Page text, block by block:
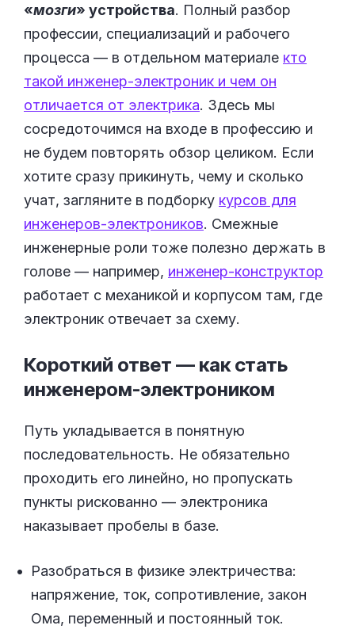
«мозги» устройства. Полный разбор
профессии, специализаций и рабочего
процесса — в отдельном материале кто
такой инженер-электроник и чем он
отличается от электрика. Здесь мы
сосредоточимся на входе в профессию и
не будем повторять обзор целиком. Если
хотите сразу прикинуть, чему и сколько
учат, загляните в подборку курсов для
инженеров-электроников. Смежные
инженерные роли тоже полезно держать в
голове — например, инженер-конструктор
работает с механикой и корпусом там, где
электроник отвечает за схему.
Короткий ответ — как стать
инженером-электроником
Путь укладывается в понятную
последовательность. Не обязательно
проходить его линейно, но пропускать
пункты рискованно — электроника
наказывает пробелы в базе.
Разобраться в физике электричества:
напряжение, ток, сопротивление, закон
Ома, переменный и постоянный ток.